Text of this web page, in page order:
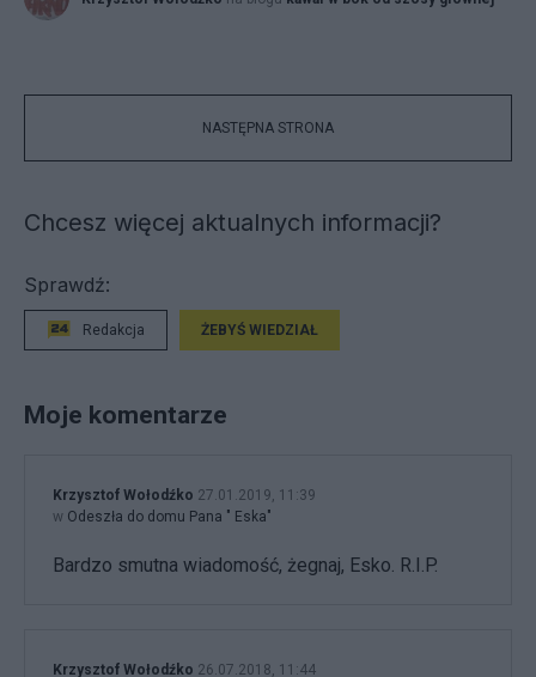
NASTĘPNA STRONA
Chcesz więcej aktualnych informacji?
Sprawdź:
Redakcja ŻEBYŚ WIEDZIAŁ
Moje komentarze
Krzysztof Wołodźko 27.01.2019, 11:39
w Odeszła do domu Pana " Eska"
Bardzo smutna wiadomość, żegnaj, Esko. R.I.P.
Krzysztof Wołodźko 26.07.2018, 11:44